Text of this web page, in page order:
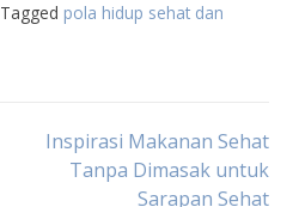
Tagged pola hidup sehat dan
Inspirasi Makanan Sehat
Tanpa Dimasak untuk
Sarapan Sehat